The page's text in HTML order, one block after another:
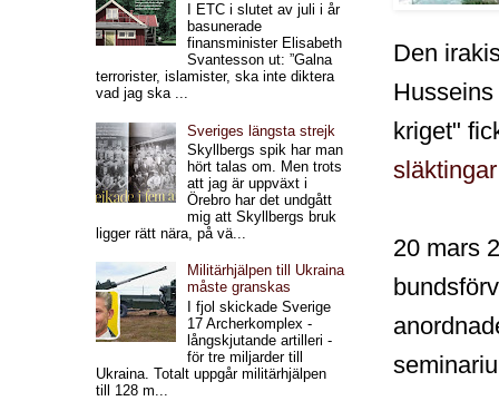
Den
kriget"
20 mars
I ETC i slutet av juli i år
basunerade
finansminister Elisabeth
Svantesson ut: ”Galna
terrorister, islamister, ska inte diktera
vad jag ska ...
Sveriges längsta strejk
Skyllbergs spik har man
hört talas om. Men trots
att jag är uppväxt i
Örebro har det undgått
mig att Skyllbergs bruk
ligger rätt nära, på vä...
Militärhjälpen till Ukraina
måste granskas
I fjol skickade Sverige
17 Archerkomplex -
långskjutande artilleri -
för tre miljarder till
Ukraina. Totalt uppgår militärhjälpen
till 128 m...